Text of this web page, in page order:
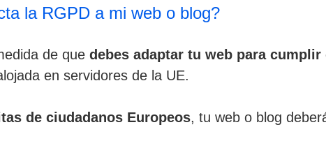
la RGPD a mi web o blog?
de que debes adaptar tu web para
en servidores de la UE.
de ciudadanos Europeos, tu web o blog